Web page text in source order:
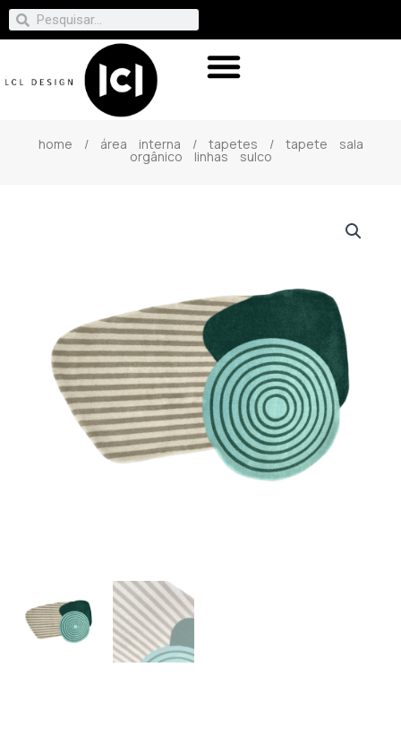
home / área interna / tapetes / tapete sala
orgânico linhas sulco